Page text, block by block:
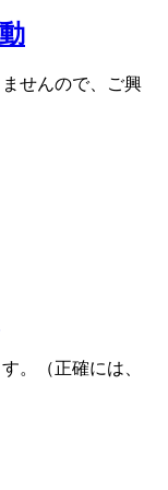
せんので、ご興
。（正確には、